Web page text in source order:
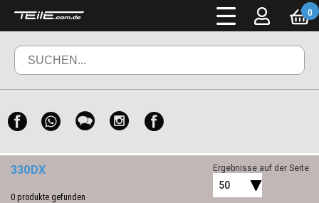
0
330DX
0 produkte gefunden
Ergebnisse auf der Seite
50